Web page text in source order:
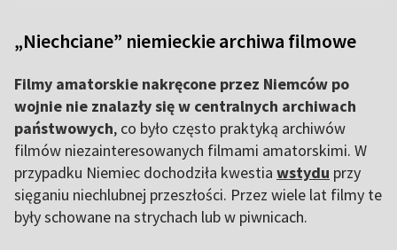
„Niechciane” niemieckie archiwa filmowe
Filmy amatorskie nakręcone przez Niemców po
wojnie nie znalazły się w centralnych archiwach
państwowych, co było często praktyką archiwów
filmów niezainteresowanych filmami amatorskimi. W
przypadku Niemiec dochodziła kwestia wstydu przy
sięganiu niechlubnej przeszłości. Przez wiele lat filmy te
były schowane na strychach lub w piwnicach.